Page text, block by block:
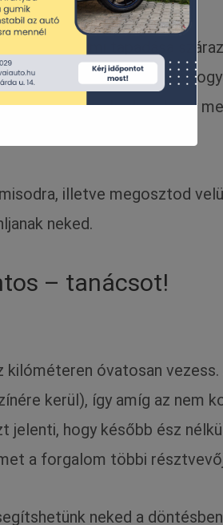
mint a gumi tapadása
befolyásolni az autó
Törekedj rá, hogy
illetve megosztod
neked.
– tanácsot!
óvatosan
kerül), így amíg az nem
jelenti, hogy később ész
a forgalom többi
neked a